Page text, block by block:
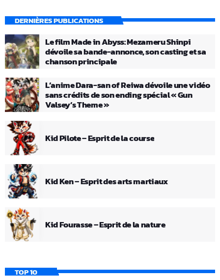
DERNIÈRES PUBLICATIONS
Le film Made in Abyss: Mezameru Shinpi
dévoile sa bande-annonce, son casting et sa
chanson principale
L’anime Dara-san of Reiwa dévoile une vidéo
sans crédits de son ending spécial « Gun
Valsey’s Theme »
Kid Pilote – Esprit de la course
Kid Ken – Esprit des arts martiaux
Kid Fourasse – Esprit de la nature
TOP 10